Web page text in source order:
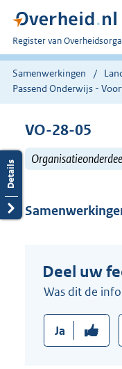
U
bent
nu
hier:
Register van
Samenwerkingen
Passend Onderwijs -
VO-28-05
Deel uw
Was dit de
Ja